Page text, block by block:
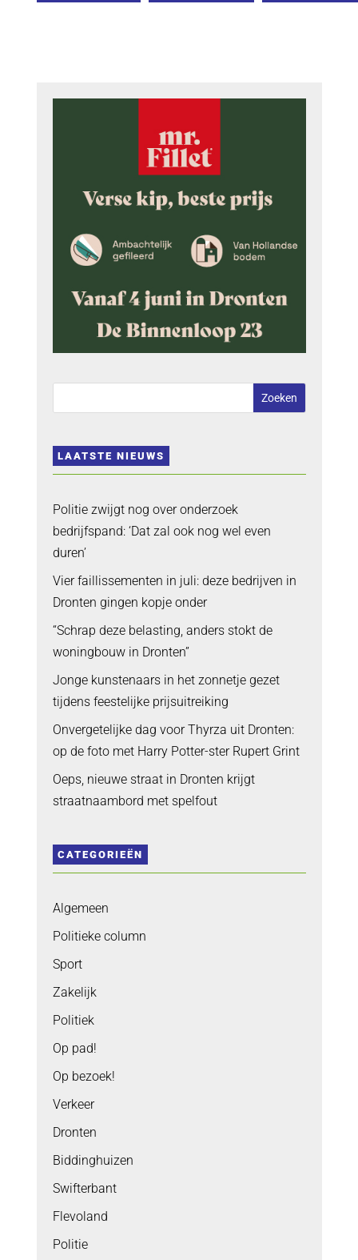
LAATSTE NIEUWS
Politie zwijgt nog over onderzoek
bedrijfspand: ‘Dat zal ook nog wel even
duren’
Vier faillissementen in juli: deze bedrijven in
Dronten gingen kopje onder
“Schrap deze belasting, anders stokt de
woningbouw in Dronten”
Jonge kunstenaars in het zonnetje gezet
tijdens feestelijke prijsuitreiking
Onvergetelijke dag voor Thyrza uit Dronten:
op de foto met Harry Potter-ster Rupert Grint
Oeps, nieuwe straat in Dronten krijgt
straatnaambord met spelfout
CATEGORIEËN
Algemeen
Politieke column
Sport
Zakelijk
Politiek
Op pad!
Op bezoek!
Verkeer
Dronten
Biddinghuizen
Swifterbant
Flevoland
Politie